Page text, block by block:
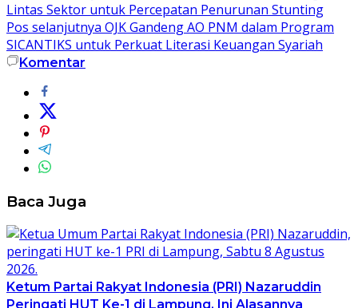
Lintas Sektor untuk Percepatan Penurunan Stunting
Pos selanjutnya OJK Gandeng AO PNM dalam Program
SICANTIKS untuk Perkuat Literasi Keuangan Syariah
Komentar
Baca Juga
Ketum Partai Rakyat Indonesia (PRI) Nazaruddin
Peringati HUT Ke-1 di Lampung, Ini Alasannya